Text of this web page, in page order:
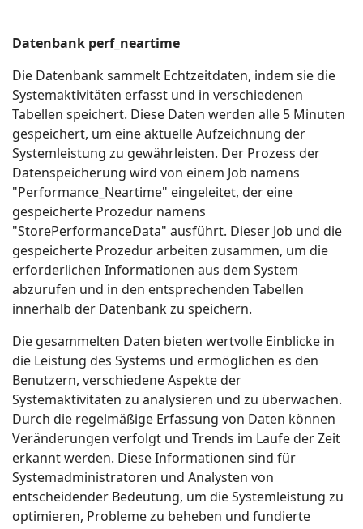
Datenbank perf_neartime
Die Datenbank sammelt Echtzeitdaten, indem sie die
Systemaktivitäten erfasst und in verschiedenen
Tabellen speichert. Diese Daten werden alle 5 Minuten
gespeichert, um eine aktuelle Aufzeichnung der
Systemleistung zu gewährleisten. Der Prozess der
Datenspeicherung wird von einem Job namens
"Performance_Neartime" eingeleitet, der eine
gespeicherte Prozedur namens
"StorePerformanceData" ausführt. Dieser Job und die
gespeicherte Prozedur arbeiten zusammen, um die
erforderlichen Informationen aus dem System
abzurufen und in den entsprechenden Tabellen
innerhalb der Datenbank zu speichern.
Die gesammelten Daten bieten wertvolle Einblicke in
die Leistung des Systems und ermöglichen es den
Benutzern, verschiedene Aspekte der
Systemaktivitäten zu analysieren und zu überwachen.
Durch die regelmäßige Erfassung von Daten können
Veränderungen verfolgt und Trends im Laufe der Zeit
erkannt werden. Diese Informationen sind für
Systemadministratoren und Analysten von
entscheidender Bedeutung, um die Systemleistung zu
optimieren, Probleme zu beheben und fundierte